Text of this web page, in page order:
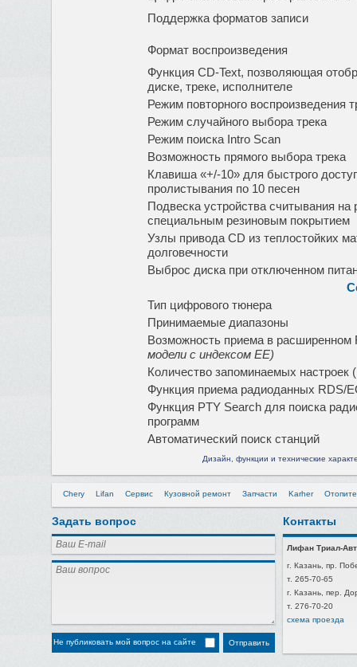
Поддержка форматов записи
Формат воспроизведения
Функция CD-Text, позволяющая
диске, треке, исполнителе
Режим повторного воспроизведения
Режим случайного выбора трека
Режим поиска Intro Scan
Возможность прямого выбора трека
Клавиша «+/-10» для быстрого
пролистывания по 10 песен
Подвеска устройства считывания
специальным резиновым покрытием
Узлы привода CD из теплостойких
долговечности
Выброс диска при отключенном
Тип цифрового тюнера
Принимаемые диапазоны
Возможность приема в
модели с индексом EE)
Количество запоминаемых настроек
Функция приема радиоданных RDS/
Функция PTY Search для поиска
программ
Автоматический поиск станций
Дизайн, функции и технические
Chery Lifan Сервис Кузовной ремонт Запчасти Karher
Задать вопрос
Не публиковать мой вопрос на сайте
Контакты
Лифан Триал-
г. Казань, пр.
т. 265-70-65
г. Казань, пер.
т. 276-70-20
схема проезда